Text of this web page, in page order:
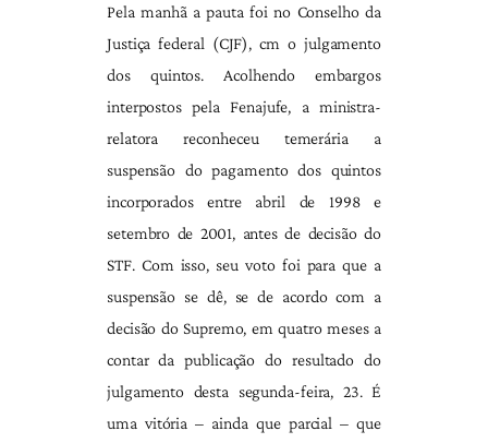
Pela manhã a pauta foi no Conselho da
Justiça federal (CJF), cm o julgamento
dos quintos. Acolhendo embargos
interpostos pela Fenajufe, a ministra-
relatora reconheceu temerária a
suspensão do pagamento dos quintos
incorporados entre abril de 1998 e
setembro de 2001, antes de decisão do
STF. Com isso, seu voto foi para que a
suspensão se dê, se de acordo com a
decisão do Supremo, em quatro meses a
contar da publicação do resultado do
julgamento desta segunda-feira, 23. É
uma vitória – ainda que parcial – que